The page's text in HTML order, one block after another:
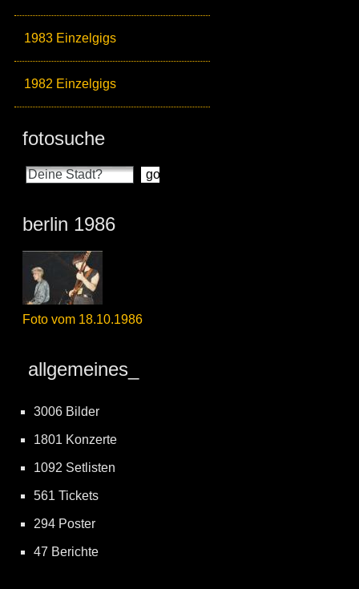
1983 Einzelgigs
1982 Einzelgigs
fotosuche
berlin 1986
Foto vom 18.10.1986
allgemeines_
3006 Bilder
1801 Konzerte
1092 Setlisten
561 Tickets
294 Poster
47 Berichte